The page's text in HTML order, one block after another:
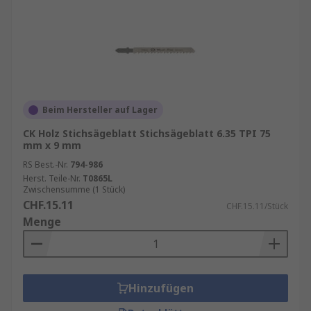
Beim Hersteller auf Lager
CK Holz Stichsägeblatt Stichsägeblatt 6.35 TPI 75
mm x 9 mm
RS Best.-Nr. 794-986
Herst. Teile-Nr. T0865L
Zwischensumme (1 Stück)
CHF.15.11 CHF.15.11/Stück
Menge
Hinzufügen